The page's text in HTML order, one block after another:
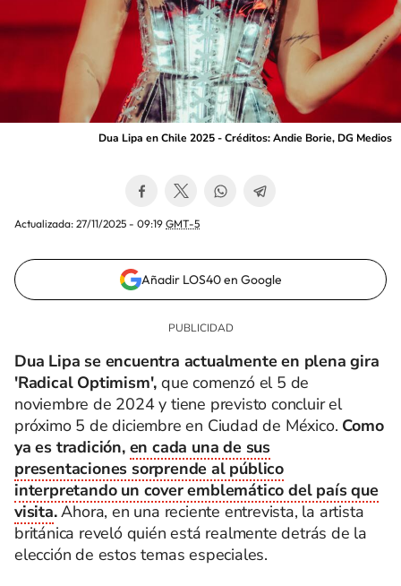
Dua Lipa en Chile 2025 - Créditos: Andie Borie, DG Medios
Actualizada: 27/11/2025 - 09:19 GMT-5
Añadir LOS40 en Google
Dua Lipa se encuentra actualmente en plena gira
'Radical Optimism', que comenzó el 5 de
noviembre de 2024 y tiene previsto concluir el
próximo 5 de diciembre en Ciudad de México. Como
ya es tradición, en cada una de sus
presentaciones sorprende al público
interpretando un cover emblemático del país que
visita.Ahora, en una reciente entrevista, la artista
británica reveló quién está realmente detrás de la
elección de estos temas especiales.